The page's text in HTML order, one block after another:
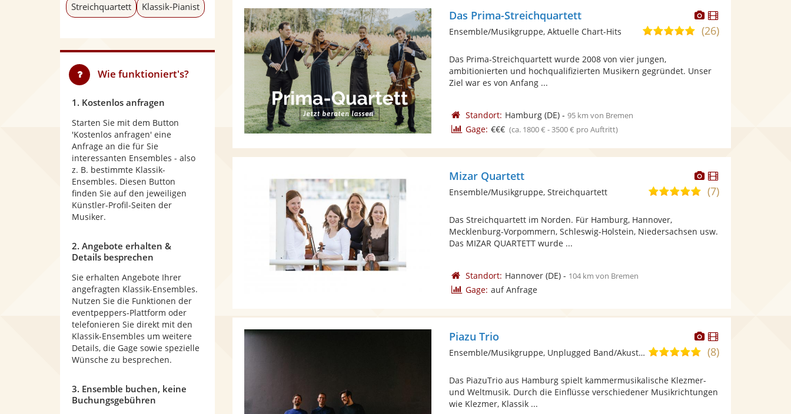
Dieser
Künstler
stellt
Dieser
Künstler
Das Prima-Streichquartett
5,0
Sternen
(26)
Ensemble/Musikgruppe, Aktuelle Chart-Hits
Das Prima-Streichquartett wurde 2008 von vier jungen,
ambitionierten und hochqualifizierten Musikern gegründet. Unser
Ziel war es von Anfang ...
Standort: Hamburg(DE)- 95 km von Bremen
Gage: €€€ (ca. 1800 € - 3500 € pro Auftritt)
Dieser
Künstler
stellt
Dieser
Künstler
Mizar Quartett
5,0
Sternen
(7)
Ensemble/Musikgruppe, Streichquartett
Das Streichquartett im Norden. Für Hamburg, Hannover,
Mecklenburg-Vorpommern, Schleswig-Holstein, Niedersachsen usw.
Das MIZAR QUARTETT wurde ...
Standort: Hannover(DE)- 104 km von Bremen
Gage: auf Anfrage
Dieser
Künstler
stellt
Dieser
Künstler
Piazu Trio
5,0
5
Sternen
(8)
Ensemble/Musikgruppe, Unplugged Band/Akustik Band
Das PiazuTrio aus Hamburg spielt kammermusikalische Klezmer-
und Weltmusik. Durch die Einflüsse verschiedener Musikrichtungen
wie Klezmer, Klassik ...
Streichquartett
Klassik-Pianist
Wie funktioniert's?
1. Kostenlos anfragen
Starten Sie mit dem Button
'Kostenlos anfragen' eine
Anfrage an die für Sie
interessanten Ensembles - also
z. B. bestimmte Klassik-
Ensembles. Diesen Button
finden Sie auf den jeweiligen
Künstler-Profil-Seiten der
Musiker.
2. Angebote erhalten &
Details besprechen
Sie erhalten Angebote Ihrer
angefragten Klassik-Ensembles.
Nutzen Sie die Funktionen der
eventpeppers-Plattform oder
telefonieren Sie direkt mit den
Klassik-Ensembles um weitere
Details, die Gage sowie spezielle
Wünsche zu besprechen.
3. Ensemble buchen, keine
Buchungsgebühren